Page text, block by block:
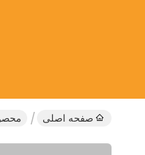
صفحه اصلی